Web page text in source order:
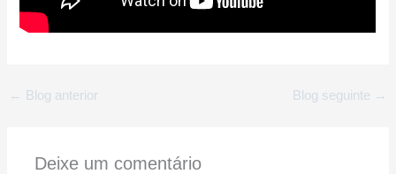
← Blog anterior Blog seguinte →
Deixe um comentário